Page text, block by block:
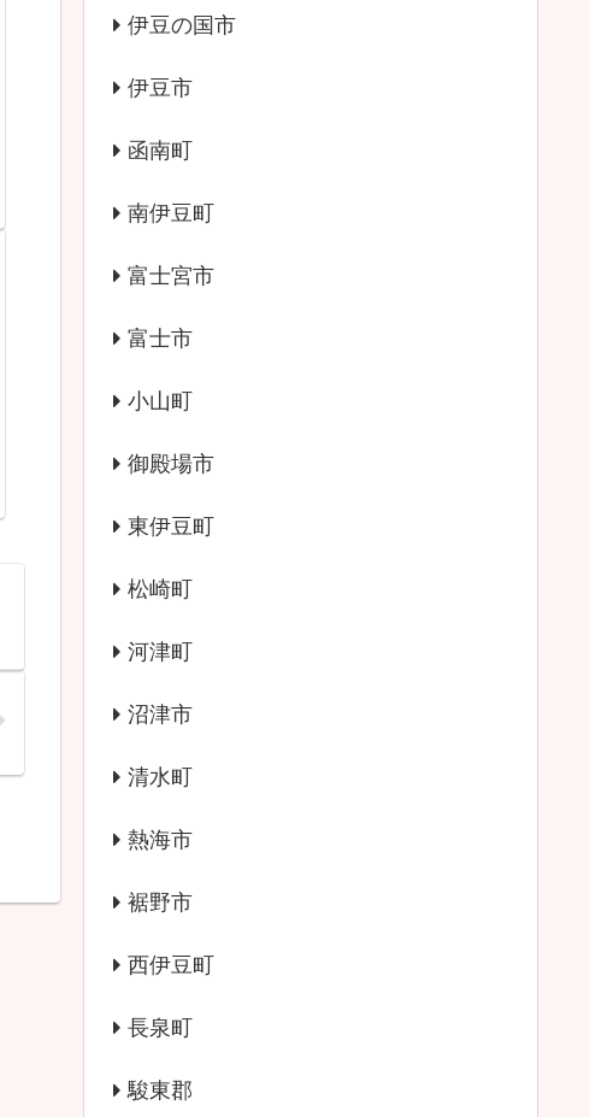
伊豆の国市
伊豆市
函南町
南伊豆町
富士宮市
富士市
小山町
御殿場市
東伊豆町
松崎町
河津町
沼津市
清水町
熱海市
裾野市
西伊豆町
長泉町
駿東郡